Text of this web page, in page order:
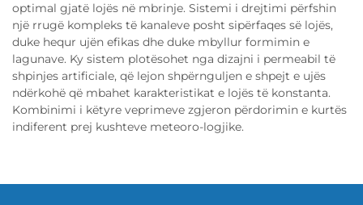
optimal gjatë lojës në mbrinje. Sistemi i drejtimi përfshin
një rrugë kompleks të kanaleve posht sipërfaqes së lojës,
duke hequr ujën efikas dhe duke mbyllur formimin e
lagunave. Ky sistem plotësohet nga dizajni i permeabil të
shpinjes artificiale, që lejon shpërnguljen e shpejt e ujës
ndërkohë që mbahet karakteristikat e lojës të konstanta.
Kombinimi i këtyre veprimeve zgjeron përdorimin e kurtës
indiferent prej kushteve meteoro-logjike.